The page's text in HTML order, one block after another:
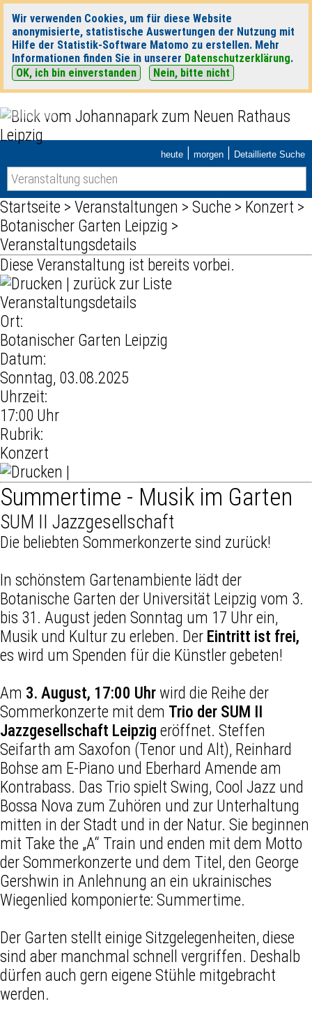
Wir verwenden Cookies, um für diese Website
anonymisierte, statistische Auswertungen der Nutzung mit
Hilfe der Statistik-Software Matomo zu erstellen. Mehr
Informationen finden Sie in unserer Datenschutzerklärung.
OK, ich bin einverstanden
Nein, bitte nicht
heute | morgen | Detaillierte Suche
Startseite > Veranstaltungen > Suche > Konzert >
Botanischer Garten Leipzig >
Veranstaltungsdetails
Diese Veranstaltung ist bereits vorbei.
zurück zur Liste
Veranstaltungsdetails
Ort:
Botanischer Garten Leipzig
Datum:
Sonntag, 03.08.2025
Uhrzeit:
17:00 Uhr
Rubrik:
Konzert
Summertime - Musik im Garten
SUM II Jazzgesellschaft
Die beliebten Sommerkonzerte sind zurück!
In schönstem Gartenambiente lädt der
Botanische Garten der Universität Leipzig vom 3.
bis 31. August jeden Sonntag um 17 Uhr ein,
Musik und Kultur zu erleben. Der Eintritt ist frei,
es wird um Spenden für die Künstler gebeten!
Am 3. August, 17:00 Uhrwird die Reihe der
Sommerkonzerte mit dem Trio der SUM II
Jazzgesellschaft Leipzig eröffnet. Steffen
Seifarth am Saxofon (Tenor und Alt), Reinhard
Bohse am E-Piano und Eberhard Amende am
Kontrabass. Das Trio spielt Swing, Cool Jazz und
Bossa Nova zum Zuhören und zur Unterhaltung
mitten in der Stadt und in der Natur. Sie beginnen
mit Take the „A“ Train und enden mit dem Motto
der Sommerkonzerte und dem Titel, den George
Gershwin in Anlehnung an ein ukrainisches
Wiegenlied komponierte: Summertime.
Der Garten stellt einige Sitzgelegenheiten, diese
sind aber manchmal schnell vergriffen. Deshalb
dürfen auch gern eigene Stühle mitgebracht
werden.